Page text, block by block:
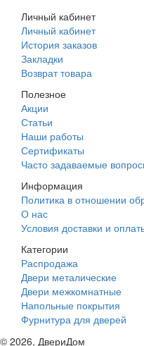
Личный кабинет
Личный кабинет
История заказов
Закладки
Возврат товара
Полезное
Акции
Статьи
Наши работы
Сертификаты
Часто задаваемые
Информация
Политика в отношении
О нас
Условия доставки и
Категории
Распродажа
Двери металические
Двери межкомнатные
Напольные покрытия
Фурнитура для дверей
© 2026, ДвериДом